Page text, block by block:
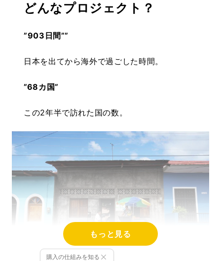
どんなプロジェクト？
”903日間””
日本を出てから海外で過ごした時間。
”68カ国”
この2年半で訪れた国の数。
もっと見る
購入の仕組みを知る